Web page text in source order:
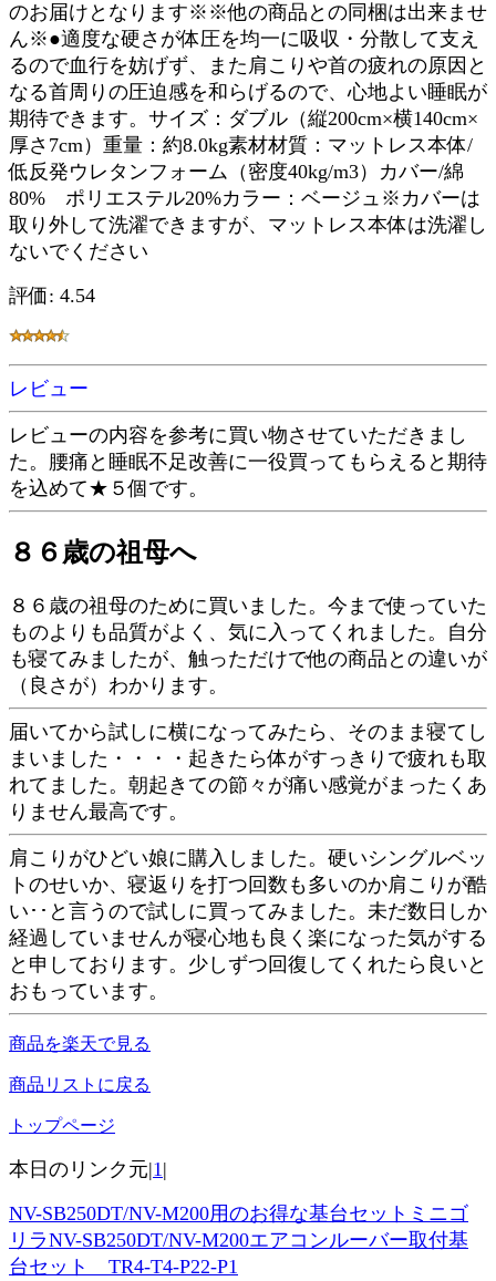
のお届けとなります※※他の商品との同梱は出来ませ
ん※●適度な硬さが体圧を均一に吸収・分散して支え
るので血行を妨げず、また肩こりや首の疲れの原因と
なる首周りの圧迫感を和らげるので、心地よい睡眠が
期待できます。サイズ：ダブル（縦200cm×横140cm×
厚さ7cm）重量：約8.0kg素材材質：マットレス本体/
低反発ウレタンフォーム（密度40kg/m3）カバー/綿
80% ポリエステル20%カラー：ベージュ※カバーは
取り外して洗濯できますが、マットレス本体は洗濯し
ないでください
評価: 4.54
レビュー
レビューの内容を参考に買い物させていただきまし
た。腰痛と睡眠不足改善に一役買ってもらえると期待
を込めて★５個です。
８６歳の祖母へ
８６歳の祖母のために買いました。今まで使っていた
ものよりも品質がよく、気に入ってくれました。自分
も寝てみましたが、触っただけで他の商品との違いが
（良さが）わかります。
届いてから試しに横になってみたら、そのまま寝てし
まいました・・・・起きたら体がすっきりで疲れも取
れてました。朝起きての節々が痛い感覚がまったくあ
りません最高です。
肩こりがひどい娘に購入しました。硬いシングルベッ
トのせいか、寝返りを打つ回数も多いのか肩こりが酷
い･･と言うので試しに買ってみました。未だ数日しか
経過していませんが寝心地も良く楽になった気がする
と申しております。少しずつ回復してくれたら良いと
おもっています。
商品を楽天で見る
商品リストに戻る
トップページ
本日のリンク元|1 |
NV-SB250DT/NV-M200用のお得な基台セットミニゴ
リラNV-SB250DT/NV-M200エアコンルーバー取付基
台セット TR4-T4-P22-P1